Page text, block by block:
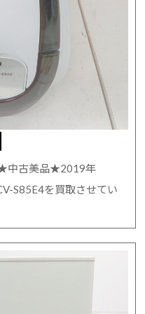
★中古美品★2019年
S85E4を買取させてい